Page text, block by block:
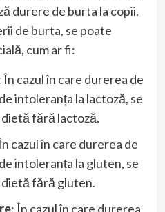
durere de burta la copii.
de burta, se poate
cum ar fi:
În cazul în care durerea de
intoleranța la lactoză, se
fără lactoză.
cazul în care durerea de
intoleranța la gluten, se
fără gluten.
: În cazul în care durerea